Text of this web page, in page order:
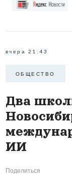
вчера 21:43
ОБЩЕСТВО
Два
ИИ
Поделиться